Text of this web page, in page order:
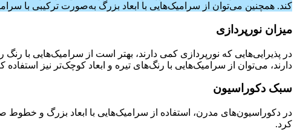
کند. همچنین می‌توان از سرامیک‌هایی با ابعاد بزرگ به‌صورت ترکیبی با
میزان نورپردازی
در پذیرایی‌هایی که نورپردازی کمی دارند، بهتر است از سرامیک‌هایی با
دارند، می‌توان از سرامیک‌هایی با رنگ‌های تیره و ابعاد کوچک‌تر نیز استفاده
سبک دکوراسیون
در دکوراسیون‌های مدرن، استفاده از سرامیک‌هایی با ابعاد بزرگ و
کرد.